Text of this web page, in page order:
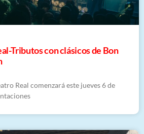
Tributos con clásicos de Bon
Real comenzará este jueves 6 de